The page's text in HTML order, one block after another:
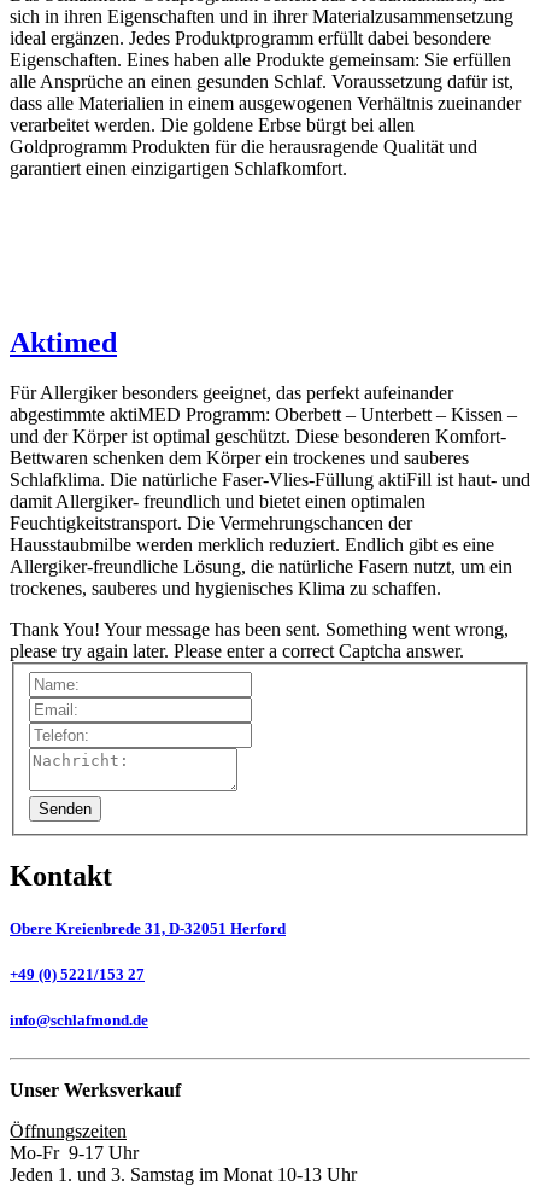
sich in ihren Eigenschaften und in ihrer Materialzusammensetzung
ideal ergänzen. Jedes Produktprogramm erfüllt dabei besondere
Eigenschaften. Eines haben alle Produkte gemeinsam: Sie erfüllen
alle Ansprüche an einen gesunden Schlaf. Voraussetzung dafür ist,
dass alle Materialien in einem ausgewogenen Verhältnis zueinander
verarbeitet werden. Die goldene Erbse bürgt bei allen
Goldprogramm Produkten für die herausragende Qualität und
garantiert einen einzigartigen Schlafkomfort.
Aktimed
Für Allergiker besonders geeignet, das perfekt aufeinander
abgestimmte aktiMED Programm: Oberbett – Unterbett – Kissen –
und der Körper ist optimal geschützt. Diese besonderen Komfort-
Bettwaren schenken dem Körper ein trockenes und sauberes
Schlafklima. Die natürliche Faser-Vlies-Füllung aktiFill ist haut- und
damit Allergiker- freundlich und bietet einen optimalen
Feuchtigkeitstransport. Die Vermehrungschancen der
Hausstaubmilbe werden merklich reduziert. Endlich gibt es eine
Allergiker-freundliche Lösung, die natürliche Fasern nutzt, um ein
trockenes, sauberes und hygienisches Klima zu schaffen.
Thank You! Your message has been sent. Something went wrong,
please try again later. Please enter a correct Captcha answer.
Senden
Kontakt
Obere Kreienbrede 31, D-32051 Herford
+49 (0) 5221/153 27
info@schlafmond.de
Unser Werksverkauf
Öffnungszeiten
Mo-Fr 9-17 Uhr
Jeden 1. und 3. Samstag im Monat 10-13 Uhr